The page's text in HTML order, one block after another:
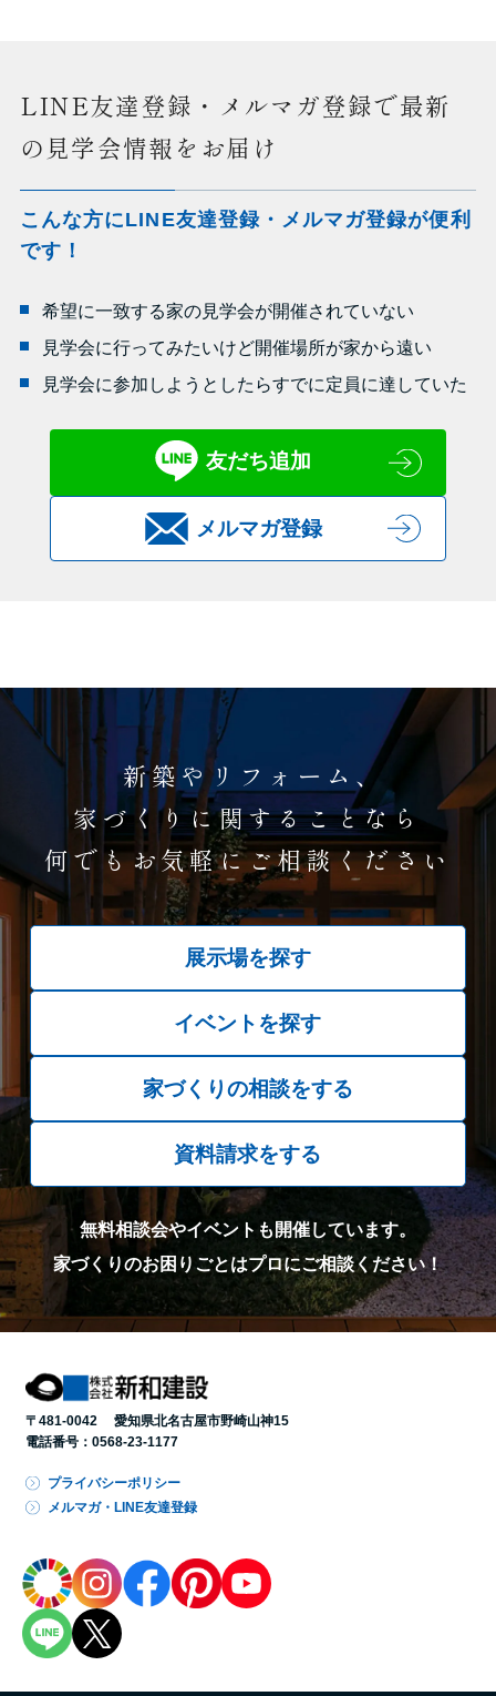
LINE友達登録・メルマガ登録で最新
の見学会情報をお届け
こんな方にLINE友達登録・メルマガ登録が便利
です！
希望に一致する家の見学会が開催されていない
見学会に行ってみたいけど開催場所が家から遠い
見学会に参加しようとしたらすでに定員に達していた
友だち追加
メルマガ登録
新築やリフォーム、
家づくりに関することなら
何でもお気軽にご相談ください
展示場を探す
イベントを探す
家づくりの相談をする
資料請求をする
無料相談会やイベントも開催しています。
家づくりのお困りごとはプロにご相談ください！
〒481-0042 愛知県北名古屋市野崎山神15
電話番号： 0568-23-1177
プライバシーポリシー
メルマガ・LINE友達登録